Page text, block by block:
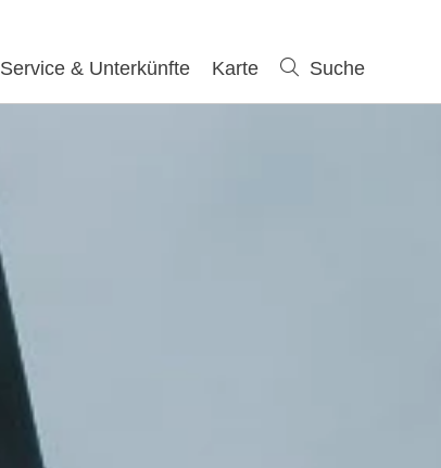
Service & Unterkünfte Karte Suche